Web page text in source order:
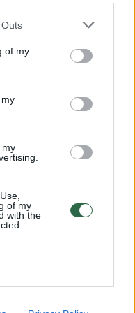
of my
my
of my
with the
įsitvirtinti
00:00:59
aplinkkelis: